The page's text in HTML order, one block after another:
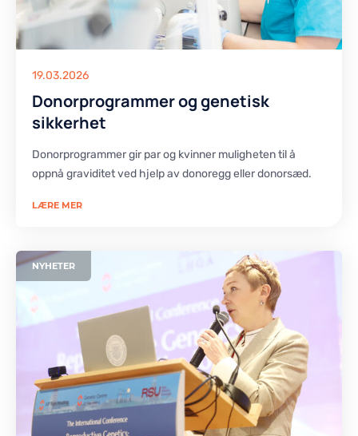
KONTAKTER
KONTAKTER
19.03.2026
Donorprogrammer og genetisk
sikkerhet
Donorprogrammer gir par og kvinner muligheten til å
oppnå graviditet ved hjelp av donoregg eller donorsæd.
LÆRE MER
NYHETER